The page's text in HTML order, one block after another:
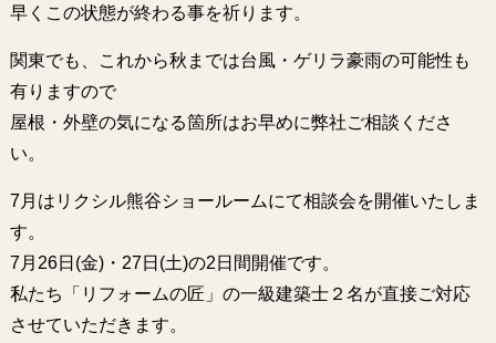
早くこの状態が終わる事を祈ります。
関東でも、これから秋までは台風・ゲリラ豪雨の可能性も
有りますので
屋根・外壁の気になる箇所はお早めに弊社ご相談くださ
い。
7月はリクシル熊谷ショールームにて相談会を開催いたしま
す。
7月26日(金)・27日(土)の2日間開催です。
私たち「リフォームの匠」の一級建築士２名が直接ご対応
させていただきます。